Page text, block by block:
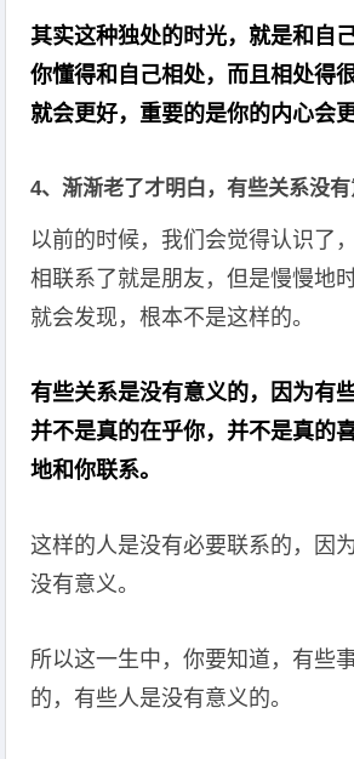
其实这种独处的时光，就是和自
你懂得和自己相处，而且相处得
就会更好，重要的是你的内心会更
4、渐渐老了才明白，有些关系没
以前的时候，我们会觉得认识了
相联系了就是朋友，但是慢慢地
就会发现，根本不是这样的。
有些关系是没有意义的，因为有
并不是真的在乎你，并不是真的
地和你联系。
这样的人是没有必要联系的，因
没有意义。
所以这一生中，你要知道，有些
的，有些人是没有意义的。